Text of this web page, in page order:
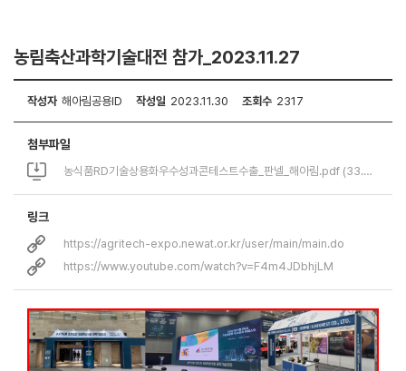
농림축산과학기술대전 참가_2023.11.27
작성자 해아림공용ID 작성일 2023.11.30 조회수 2317
첨부파일
농식품RD기술상용화우수성과콘테스트수출_판넬_해아림.pdf (33.2M)
링크
https://agritech-expo.newat.or.kr/user/main/main.do
https://www.youtube.com/watch?v=F4m4JDbhjLM